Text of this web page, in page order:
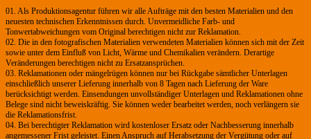
01. Als Produktionsagentur führen wir alle Aufträge mit den besten Materialien und den
neuesten technischen Erkenntnissen durch. Unvermeidliche Farb- und
Tonwertabweichungen vom Original berechtigen nicht zur Reklamation.
02. Die in den fotografischen Materialien verwendeten Materialien können sich mit der Zeit
sowie unter dem Einfluß von Licht, Wärme und Chemikalien verändern. Derartige
Veränderungen berechtigen nicht zu Ersatzansprüchen.
03. Reklamationen oder mängelrügen können nur bei Rückgabe sämtlicher Unterlagen
einschließlich unserer Lieferung innerhalb von 8 Tagen nach Lieferung der Ware
berücksichtigt werden. Einsendungen unvollständiger Unterlagen und Reklamationen ohne
Belege sind nicht beweiskräftig. Sie können weder bearbeitet werden, noch verlängern sie
die Reklamationsfrist.
04. Bei berechtigter Reklamation wird kostenloser Ersatz oder Nachbesserung innerhalb
angemessener Frist geleistet. Einen Anspruch auf Herabsetzung der Vergütung oder auf